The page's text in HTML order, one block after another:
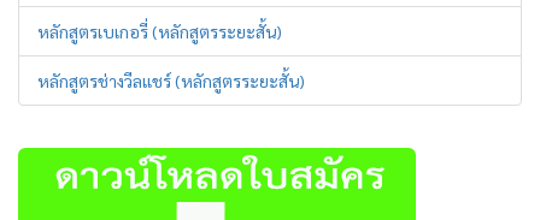
หลักสูตรเบเกอรี่ (หลักสูตรระยะสั้น)
หลักสูตรช่างวีลแชร์ (หลักสูตรระยะสั้น)